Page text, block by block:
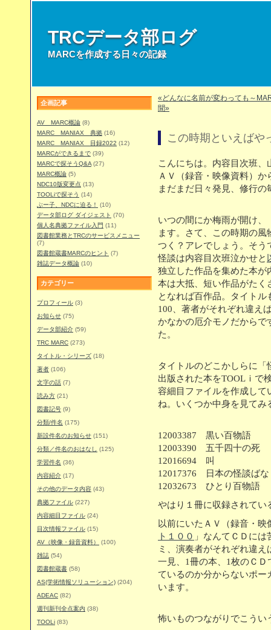
TRCデータ部ログ
MARCを作成する日々の記録
企画記事
AV MARC概論 (8)
MARC MANIAX 典拠 (16)
MARC MANIAX 目録2022 (12)
MARCができるまで (39)
MARCで探そうQ&A (27)
MARC概論 (5)
NDC10版変更点 (13)
TOOLiで探そう (14)
ぶー子、NDCに迫る！
(10)
データ部ログ ダイジェスト (70)
個人名典拠ファイル入門 (11)
図書館業務とTRCのサービスメニュー
(7)
図書館蔵書MARCのヒント (7)
雑誌データ概論 (10)
カテゴリー
プロフィール (3)
お知らせ (75)
データ部紹介 (59)
TRC MARC (273)
タイトル・シリーズ (18)
著者 (106)
文字の話 (7)
読み方 (21)
図書記号 (9)
分類/件名 (175)
新設件名のお知らせ (151)
分類／件名のおはなし
(125)
学習件名 (36)
内容紹介 (17)
その他のデータ内容 (43)
典拠ファイル (227)
内容細目ファイル (24)
目次情報ファイル (15)
AV（映像・録音資料）
(100)
雑誌 (54)
図書館蔵書 (58)
AS(学術情報ソリューション) (204)
ADEAC (82)
週刊新刊全点案内 (38)
TOOLi (83)
«どんなに名前が変わっても～
聞»
この時期といえばや
こんにちは。内容目次班、
ＡＶ（録音・映像資料）
まだまだ日々発見、修行の
いつの間にか梅雨が開け
ます。さて、この時期の
つく？アレでしょう。そう
怪談は内容目次班泣かせと
独立した作品を集めた本が
本は大抵、短い作品がたく
となれば百作品。タイトル
100、著者がそれぞれ違え
かなかの厄介モノだからで
た。
タイトルのどこかしらに
出版された本をTOOLｉで
容細目ファイルを作成して
ね。いくつか中身を見てみ
12003387 黒い百物語
12003390 五千四十の
12016694 叫
12017376 日本の怪談ば
12032673 ひとり百物
やはり１冊に収録されてい
以前にいたＡＶ（録音・映
ト１００ 」なんてＣＤに
ミ、演奏者がそれぞれ違
一見、1冊の本、1枚のＣ
ているのか分からないポー
います。
怖いものつながりでこうい